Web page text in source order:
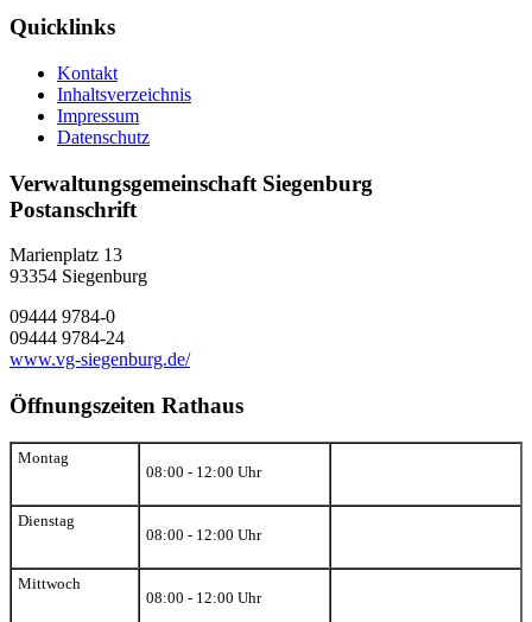
Quicklinks
Kontakt
Inhaltsverzeichnis
Impressum
Datenschutz
Verwaltungsgemeinschaft Siegenburg
Postanschrift
Marienplatz 13
93354 Siegenburg
09444 9784-0
09444 9784-24
www.vg-siegenburg.de/
Öffnungszeiten Rathaus
Montag
08:00 - 12:00 Uhr
Dienstag
08:00 - 12:00 Uhr
Mittwoch
08:00 - 12:00 Uhr